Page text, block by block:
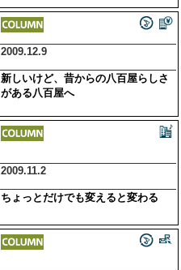
2009.12.9
新しいけど、昔からの八百屋らしさ
がある八百屋へ
2009.11.2
ちょっとだけでも変えると変わる